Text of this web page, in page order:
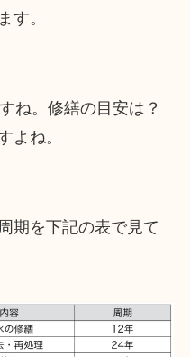
す。
ね。修繕の目安は？
よね。
期を下記の表で見て